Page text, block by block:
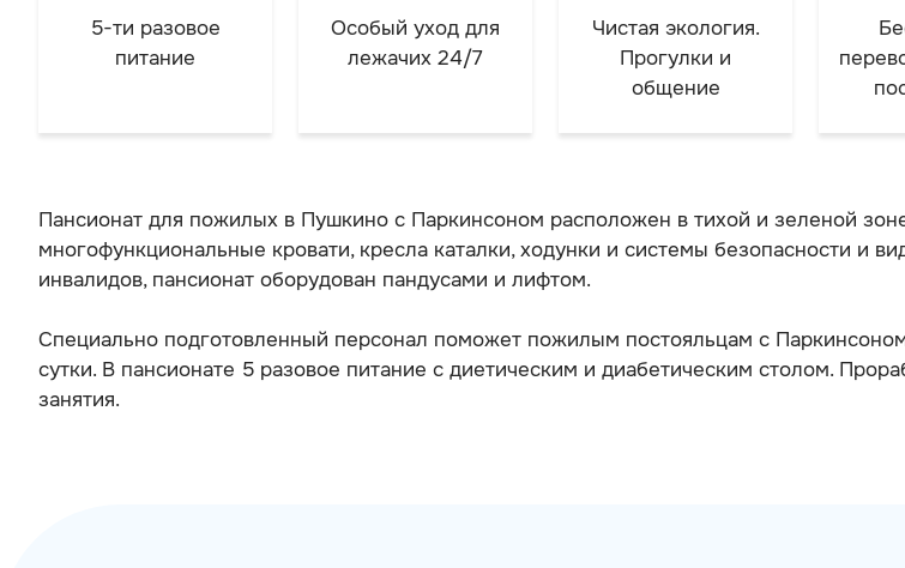
5-ти разовое
питание
Особый уход для
лежачих 24/7
Чистая экология.
Прогулки и
общение
Пансионат для пожилых в Пушкино с Паркинсоном расположен в тихой и зеленой
многофункциональные кровати, кресла каталки, ходунки и системы безопасности
инвалидов, пансионат оборудован пандусами и лифтом.
Специально подготовленный персонал поможет пожилым постояльцам с
сутки. В пансионате 5 разовое питание с диетическим и диабетическим столом.
занятия.